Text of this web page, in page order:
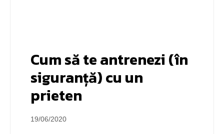
Cum să te antrenezi (în
siguranță) cu un
prieten
19/06/2020